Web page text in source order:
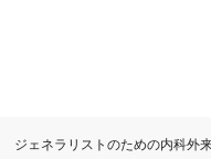
ジェネラリストのための内科外